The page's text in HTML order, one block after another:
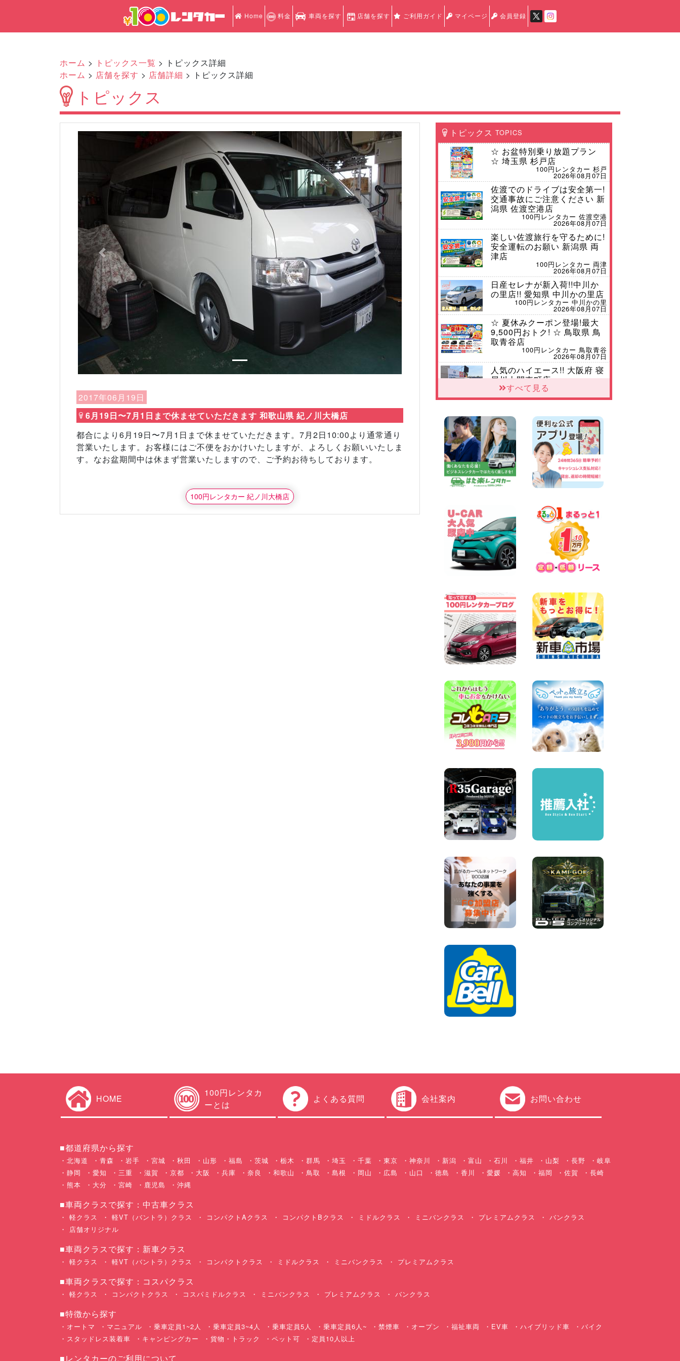
Home 料金 車両を探す 店舗を探す ご利用ガイド マイページ 会員登録
ホーム > トピックス一覧 > トピックス詳細
ホーム > 店舗を探す > 店舗詳細 > トピックス詳細
トピックス
Previous Next
2017年06月19日
6月19日〜7月1日まで休ませていただきます 和歌山県 紀ノ川大橋店
都合により6月19日〜7月1日まで休ませていただきます。7月2日10:00より通常通り
営業いたします。お客様にはご不便をおかけいたしますが、よろしくお願いいたしま
す。なお盆期間中は休まず営業いたしますので、ご予約お待ちしております。
100円レンタカー 紀ノ川大橋店
トピックス TOPICS
☆ お盆特別乗り放題プラン
☆ 埼玉県 杉戸店
100円レンタカー 杉戸
2026年08月07日
佐渡でのドライブは安全第一!
交通事故にご注意ください 新
潟県 佐渡空港店
100円レンタカー 佐渡空港
2026年08月07日
楽しい佐渡旅行を守るために!
安全運転のお願い 新潟県 両
津店
100円レンタカー 両津
2026年08月07日
日産セレナが新入荷!!中川か
の里店!! 愛知県 中川かの里店
100円レンタカー 中川かの里
2026年08月07日
☆ 夏休みクーポン登場!最大
9,500円おトク! ☆ 鳥取県 鳥
取青谷店
100円レンタカー 鳥取青谷
2026年08月07日
人気のハイエース!! 大阪府 寝
屋川太間東町店
100円レンタカー 寝屋川太間東町
県 四日市インター店
100円レンタカー 四日市インター
2026年08月07日
夏季休暇のお知らせ 東京都
墨田両国店
100円レンタカー 墨田両国
2026年08月07日
三河安城店 8月後半のレンタ
ーご予約受付中です! 愛知県
100円レンタカー 三河安城
2026年08月07日
お盆シーズン空きあり!!100円
レンタカー兵庫駅前店OPEN!!
兵庫県 兵庫駅前店
100円レンタカー 兵庫駅前
2026年08月07日
墨田文花店
100円レンタカー 墨田文花
2026年08月07日
8月 お盆休みのお知らせ 広島
県 ベイシティ宇品店
100円レンタカー ベイシティ宇品
2026年08月07日
横浜弥生台店限定!!夏季特別
奈川県 横浜弥生台店
100円レンタカー 横浜弥生台
2026年08月07日
お盆も休まず営業します! 神
奈川県 横浜旭南本宿町店
100円レンタカー 横浜旭南本宿町
2026年08月07日
お引越しに便利で最適!(禁煙
100円レンタカー 坂出川津
2026年08月07日
【カーシェアのレンタカーが
2台になりました!】 岐阜県 各
務原那加店
100円レンタカー 各務原那加
空き有ります!!コンパクト
多数!!関東圏必見♪ 東京都 町
100円レンタカー 町田根岸
2026年08月06日
体調崩してませんか?? 兵庫県
加古川店
100円レンタカー 加古川
2026年08月06日
ハイエースワゴンGL!!クルー
る〜!! 福島県 福島笹木野店
※※超格安日額5,800円※※荷物
運びに最適の軽バンのレンタ
カー!! 出雲ドーム前店 島根県
出雲ドーム前店
100円レンタカー 出雲ドーム前
すべて見る
HOME
100円レンタカ
ーとは
よくある質問 会社案内 お問い合わせ
■都道府県から探す
北海道 青森 岩手 宮城 秋田 山形 福島 茨城 栃木 群馬 埼玉 千葉 東京 神奈川 新潟 富山 石川 福井 山梨 長野
岐阜
静岡
愛知 三重 滋賀 京都 大阪 兵庫 奈良 和歌山 鳥取 島根 岡山 広島 山口 徳島 香川 愛媛 高知 福岡 佐賀
長崎
熊本
大分 宮崎 鹿児島 沖縄
■車両クラスで探す：中古車クラス
軽クラス 軽VT（バントラ）クラス コンパクトAクラス コンパクトBクラス ミドルクラス ミニバンクラス プレミアムクラス
バンクラス
店舗オリジナル
■車両クラスで探す：新車クラス
軽クラス 軽VT（バントラ）クラス コンパクトクラス ミドルクラス ミニバンクラス プレミアムクラス
■車両クラスで探す：コスパクラス
軽クラス コンパクトクラス コスパミドルクラス ミニバンクラス プレミアムクラス バンクラス
■特徴から探す
オートマ マニュアル 乗車定員1~2人 乗車定員3~4人 乗車定員5人 乗車定員6人~ 禁煙車 オープン 福祉車両 EV車 ハイブリッド車
バイク
スタッドレス装着車
キャンピングカー 貨物・トラック ペット可 定員10人以上
■レンタカーのご利用について